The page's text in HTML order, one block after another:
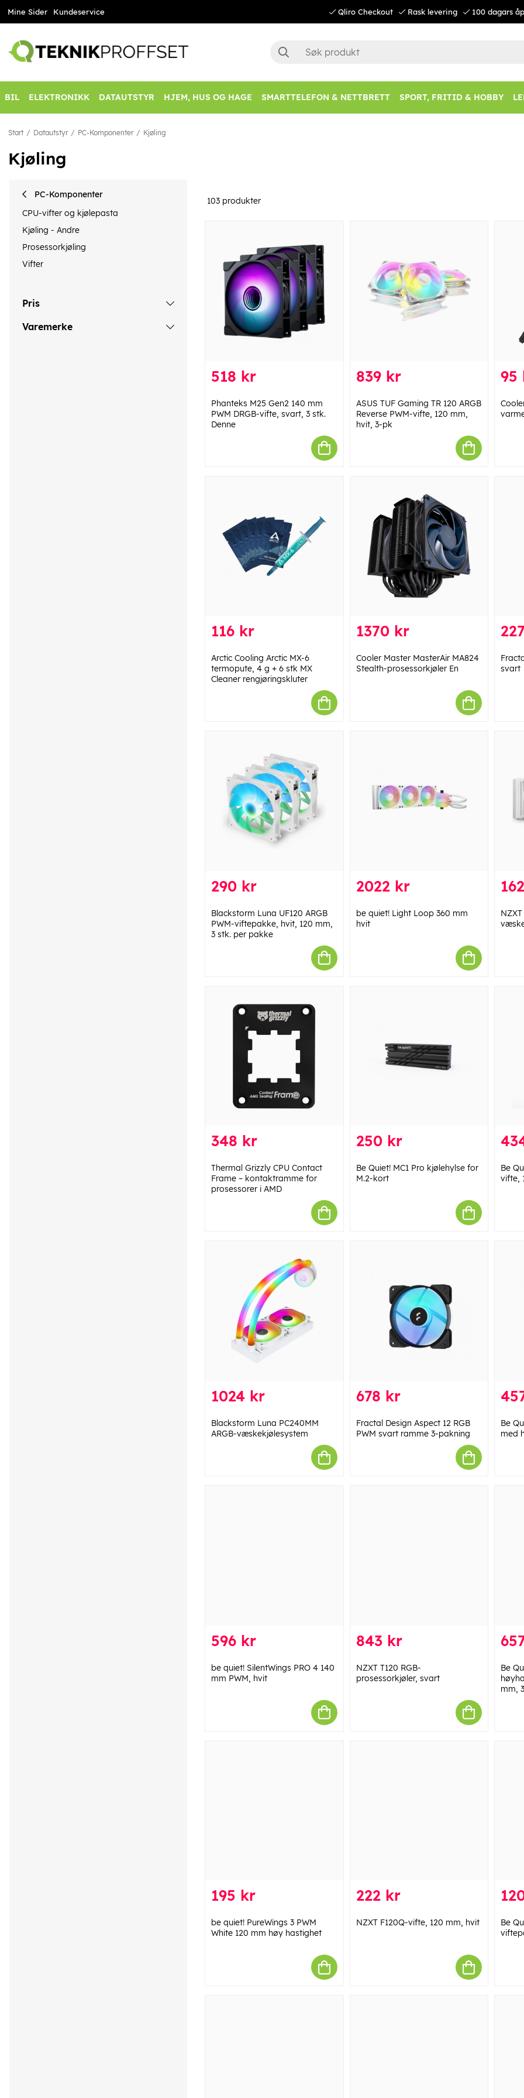
Mine Sider Kundeservice Qliro Checkout Rask levering 100 dagars
BIL ELEKTRONIKK DATAUTSTYR HJEM, HUS OG HAGE SMARTTELEFON & NETTBRETT SPORT, FRITID & HOBBY
Start Datautstyr PC-Komponenter Kjøling
Kjøling
PC-Komponenter
CPU-vifter og kjølepasta
Kjøling - Andre
Prosessorkjøling
Vifter
Pris
Varemerke
103 produkter
518 kr
Phanteks M25 Gen2 140 mm
PWM DRGB-vifte, svart, 3 stk.
Denne
839 kr
ASUS TUF Gaming TR 120 ARGB
Reverse PWM-vifte, 120 mm,
hvit, 3-pk
95
116 kr
Arctic Cooling Arctic MX-6
termopute, 4 g + 6 stk MX
Cleaner rengjøringskluter
1370 kr
Cooler Master MasterAir MA824
Stealth-prosessorkjøler En
svart
290 kr
Blackstorm Luna UF120 ARGB
PWM-viftepakke, hvit, 120 mm,
3 stk. per pakke
2022 kr
be quiet! Light Loop 360 mm
hvit
348 kr
Thermal Grizzly CPU Contact
Frame – kontaktramme for
prosessorer i AMD
250 kr
Be Quiet! MC1 Pro kjølehylse for
M.2-kort
Be
vifte,
1024 kr
Blackstorm Luna PC240MM
ARGB-væskekjølesystem
678 kr
Fractal Design Aspect 12 RGB
PWM svart ramme 3-pakning
Be
med
596 kr
be quiet! SilentWings PRO 4 140
mm PWM, hvit
843 kr
NZXT T120 RGB-
prosessorkjøler, svart
Be
mm,
195 kr
be quiet! PureWings 3 PWM
White 120 mm høy hastighet
222 kr
NZXT F120Q-vifte, 120 mm, hvit
Be